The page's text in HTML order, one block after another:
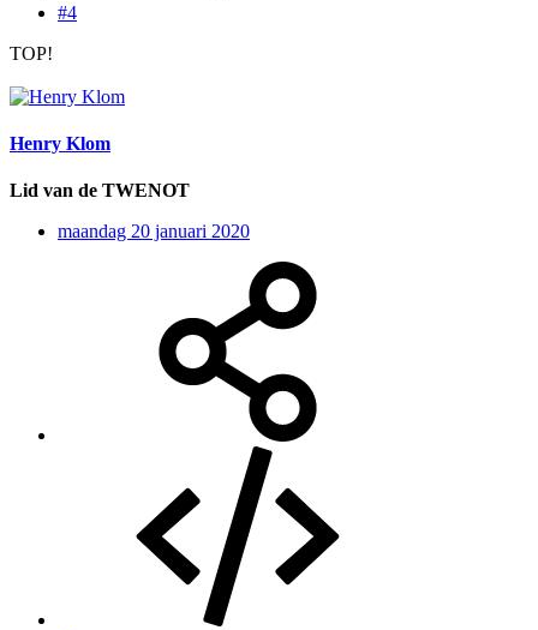
#4
TOP!
Henry Klom
Lid van de TWENOT
maandag 20 januari 2020